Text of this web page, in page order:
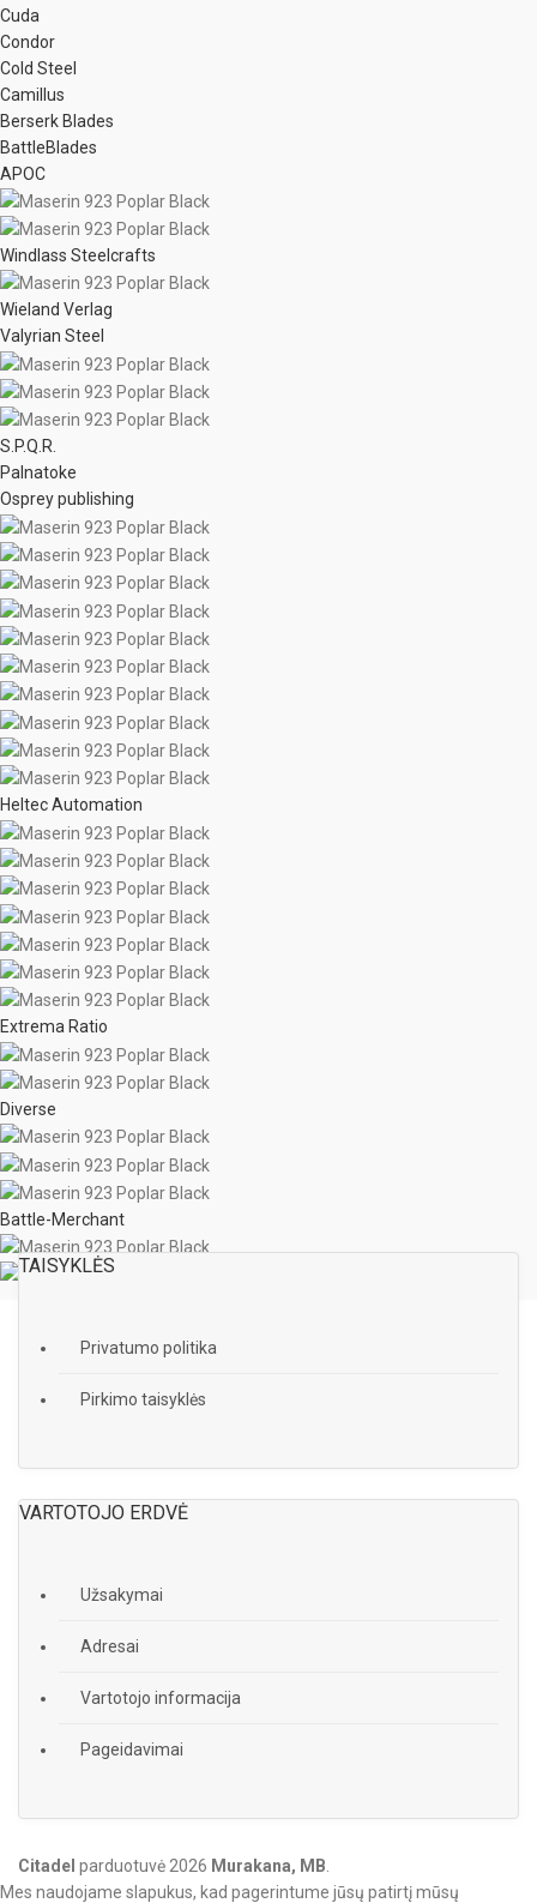
Cuda
Condor
Cold Steel
Camillus
Berserk Blades
BattleBlades
APOC
Windlass Steelcrafts
Wieland Verlag
Valyrian Steel
S.P.Q.R.
Palnatoke
Osprey publishing
Heltec Automation
Extrema Ratio
Diverse
Battle-Merchant
TAISYKLĖS
Privatumo politika
Pirkimo taisyklės
VARTOTOJO ERDVĖ
Užsakymai
Adresai
Vartotojo informacija
Pageidavimai
Citadel parduotuvė2026 Murakana, MB.
Mes naudojame slapukus, kad pagerintume jūsų patirtį mūsų